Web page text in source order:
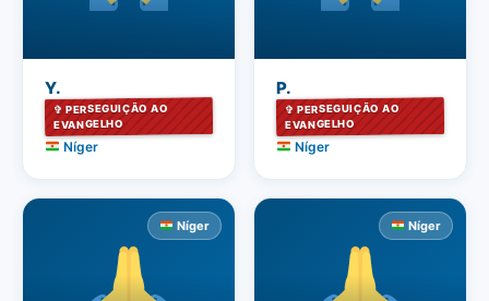
Y.
✞ PERSEGUIÇÃO AO
EVANGELHO
Níger
P.
✞ PERSEGUIÇÃO AO
EVANGELHO
Níger
Níger Níger